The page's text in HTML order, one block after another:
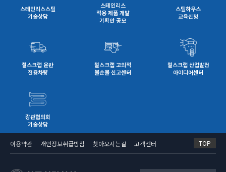
스테인리스스틸
기술상담
스테인리스
적용 제품 개발
기획안 공모
스틸하우스
교육신청
철스크랩 운반
전용차량
철스크랩 고의적
불순물 신고센터
철스크랩 산업발전
아이디어센터
강관협의회
기술상담
이용약관 개인정보취급방침 찾아오시는길 고객센터 TOP